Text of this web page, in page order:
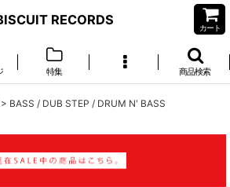
RECORDS
カート
特集 商品検索
> BASS / DUB STEP / DRUM N' BASS